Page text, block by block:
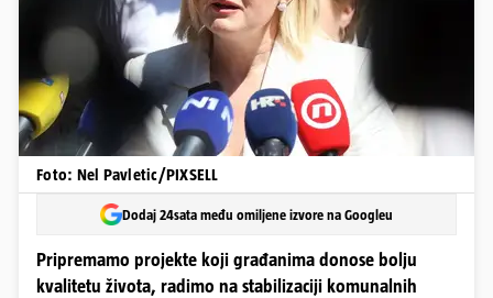
Foto: Nel Pavletic/PIXSELL
Dodaj 24sata među omiljene izvore na Googleu
Pripremamo projekte koji građanima donose bolju
kvalitetu života, radimo na stabilizaciji komunalnih